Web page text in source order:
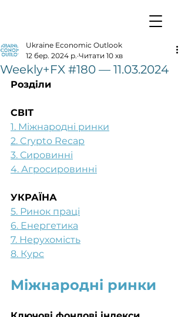
Weekly+FX #180 — 11.03.2024
Ukraine Economic Outlook
12 бер. 2024 р. Читати 10 хв
Розділи
СВІТ
1. Міжнародні ринки
2. Crypto Recap
3. Сировинні
4. Агросировинні
УКРАЇНА
5. Ринок праці
6. Енергетика
7. Нерухомість
8. Курс
Міжнародні ринки